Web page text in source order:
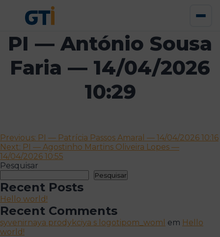
PI — António Sousa
Faria — 14/04/2026
10:29
Navegação
de
artigos
Previous: PI — Patrícia Passos Amaral — 14/04/2026 10:16
Next: PI — Agostinho Martins Oliveira Lopes —
14/04/2026 10:55
Pesquisar
Pesquisar
Recent Posts
Hello world!
Recent Comments
syvenirnaya prodykciya s logotipom_woml em Hello
world!